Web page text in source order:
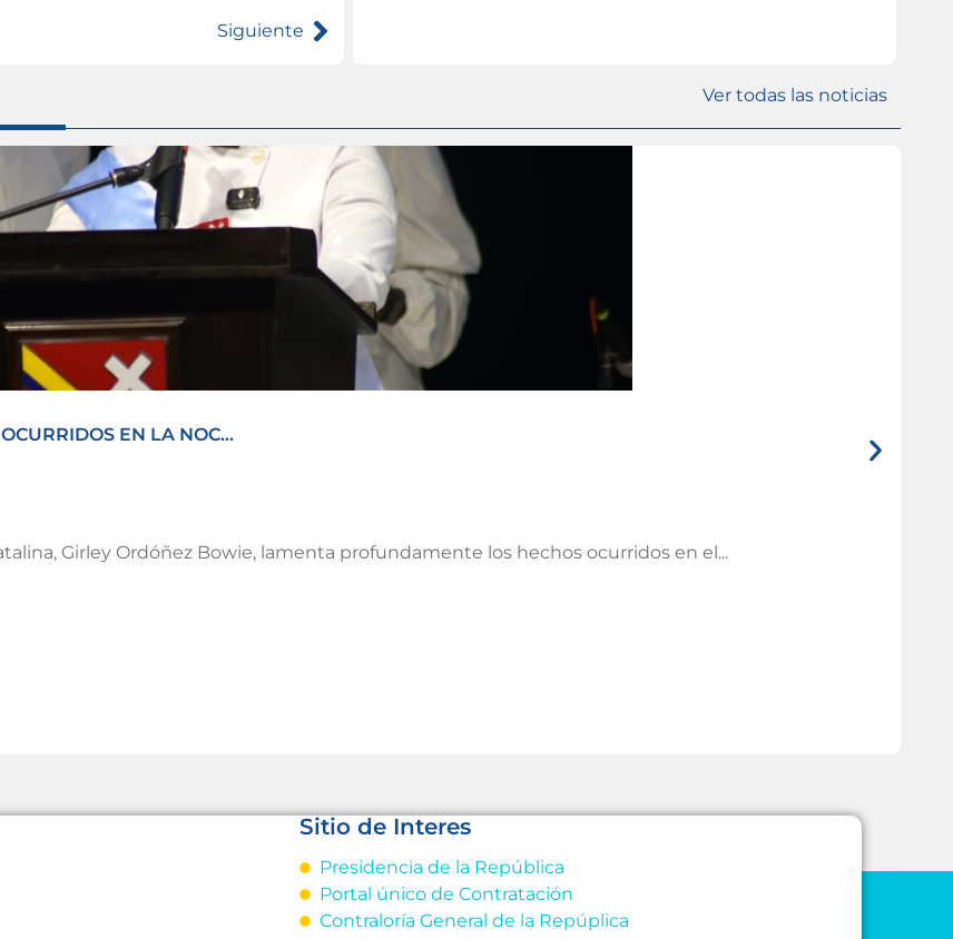
Siguiente
Ver todas las noticias
EN LA NOC...
Girley Ordóñez Bowie, lamenta profundamente los hechos ocurridos en el...
Sitio de Interes
Presidencia de la República
Portal único de Contratación
Contraloría General de la Repúplica